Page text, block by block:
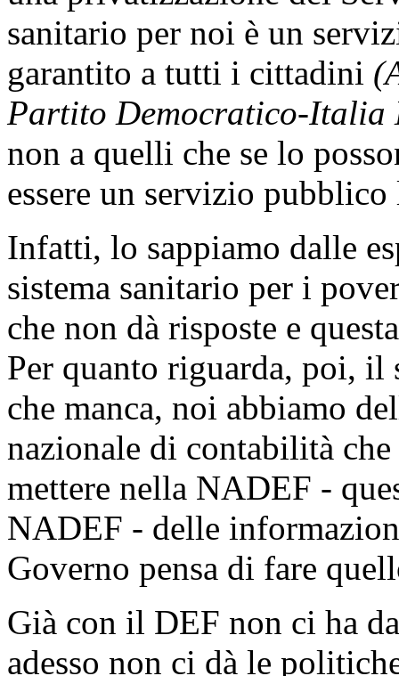
sanitario per noi è un
garantito a tutti i cittadini
Partito Democratico-Italia
non a quelli che se lo
essere un servizio
Infatti, lo sappiamo dalle
sistema sanitario per i
che non dà risposte e
Per quanto riguarda, poi, il
che manca, noi abbiamo
nazionale di contabilità
mettere nella NADEF -
NADEF - delle
Governo pensa di fare
Già con il DEF non ci ha
adesso non ci dà le